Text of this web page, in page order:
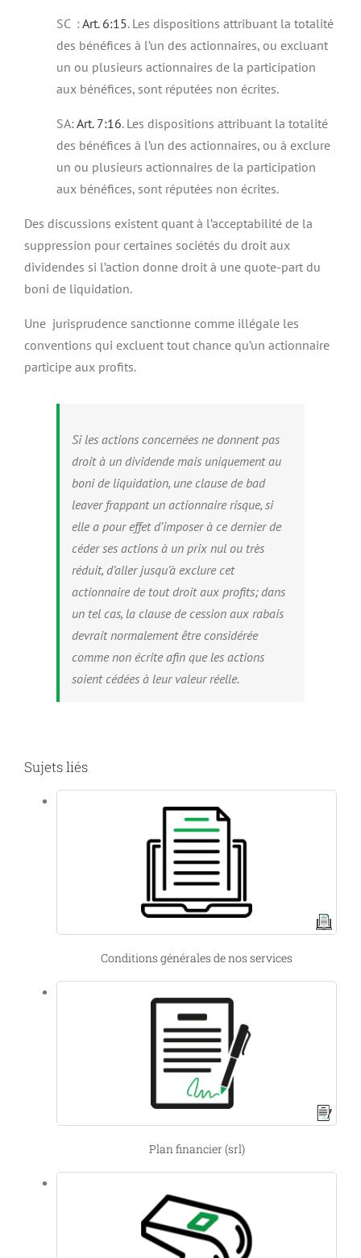
SC : Art. 6:15. Les dispositions attribuant la totalité
des bénéfices à l’un des actionnaires, ou excluant
un ou plusieurs actionnaires de la participation
aux bénéfices, sont réputées non écrites.
SA: Art. 7:16. Les dispositions attribuant la totalité
des bénéfices à l’un des actionnaires, ou à exclure
un ou plusieurs actionnaires de la participation
aux bénéfices, sont réputées non écrites.
Des discussions existent quant à l’acceptabilité de la
suppression pour certaines sociétés du droit aux
dividendes si l’action donne droit à une quote-part du
boni de liquidation.
Une jurisprudence sanctionne comme illégale les
conventions qui excluent tout chance qu’un actionnaire
participe aux profits.
Si les actions concernées ne donnent pas
droit à un dividende mais uniquement au
boni de liquidation, une clause de bad
leaverfrappant un actionnaire risque, si
elle a pour effet d’imposer à ce dernier de
céder ses actions à un prix nul ou très
réduit, d’aller jusqu’à exclure cet
actionnaire de tout droit aux profits; dans
un tel cas, la clause de cession aux rabais
devrait normalement être considérée
comme non écrite afin que les actions
soient cédées à leur valeur réelle.
Sujets liés
Conditions générales de nos services
Plan financier (srl)